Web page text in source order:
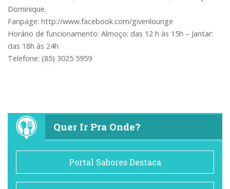
Dominique.
Fanpage: http://www.facebook.com/givenlounge
Horário de funcionamento: Almoço: das 12 h às 15h – Jantar:
das 18h às 24h
Telefone: (85) 3025 5959
Quer Ir Pra Onde?
Portal Sabores Destaca